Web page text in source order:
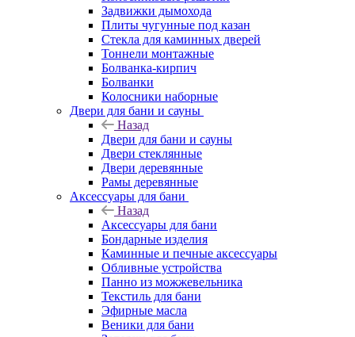
Задвижки дымохода
Плиты чугунные под казан
Стекла для каминных дверей
Тоннели монтажные
Болванка-кирпич
Болванки
Колосники наборные
Двери для бани и сауны
Назад
Двери для бани и сауны
Двери стеклянные
Двери деревянные
Рамы деревянные
Аксессуары для бани
Назад
Аксессуары для бани
Бондарные изделия
Каминные и печные аксессуары
Обливные устройства
Панно из можжевельника
Текстиль для бани
Эфирные масла
Веники для бани